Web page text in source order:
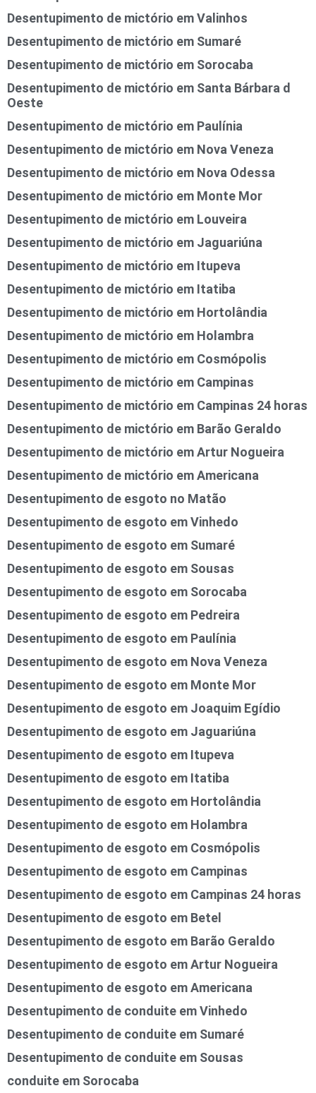
Desentupimento de mictório em Valinhos
Desentupimento de mictório em Sumaré
Desentupimento de mictório em Sorocaba
Desentupimento de mictório em Santa Bárbara d
Oeste
Desentupimento de mictório em Paulínia
Desentupimento de mictório em Nova Veneza
Desentupimento de mictório em Nova Odessa
Desentupimento de mictório em Monte Mor
Desentupimento de mictório em Louveira
Desentupimento de mictório em Jaguariúna
Desentupimento de mictório em Itupeva
Desentupimento de mictório em Itatiba
Desentupimento de mictório em Hortolândia
Desentupimento de mictório em Holambra
Desentupimento de mictório em Cosmópolis
Desentupimento de mictório em Campinas
Desentupimento de mictório em Campinas 24 horas
Desentupimento de mictório em Barão Geraldo
Desentupimento de mictório em Artur Nogueira
Desentupimento de mictório em Americana
Desentupimento de esgoto no Matão
Desentupimento de esgoto em Vinhedo
Desentupimento de esgoto em Sumaré
Desentupimento de esgoto em Sousas
Desentupimento de esgoto em Sorocaba
Desentupimento de esgoto em Pedreira
Desentupimento de esgoto em Paulínia
Desentupimento de esgoto em Nova Veneza
Desentupimento de esgoto em Monte Mor
Desentupimento de esgoto em Joaquim Egídio
Desentupimento de esgoto em Jaguariúna
Desentupimento de esgoto em Itupeva
Desentupimento de esgoto em Itatiba
Desentupimento de esgoto em Hortolândia
Desentupimento de esgoto em Holambra
Desentupimento de esgoto em Cosmópolis
Desentupimento de esgoto em Campinas
Desentupimento de esgoto em Campinas 24 horas
Desentupimento de esgoto em Betel
Desentupimento de esgoto em Barão Geraldo
Desentupimento de esgoto em Artur Nogueira
Desentupimento de esgoto em Americana
Desentupimento de conduite em Vinhedo
Desentupimento de conduite em Sumaré
Desentupimento de conduite em Sousas
conduite em Sorocaba